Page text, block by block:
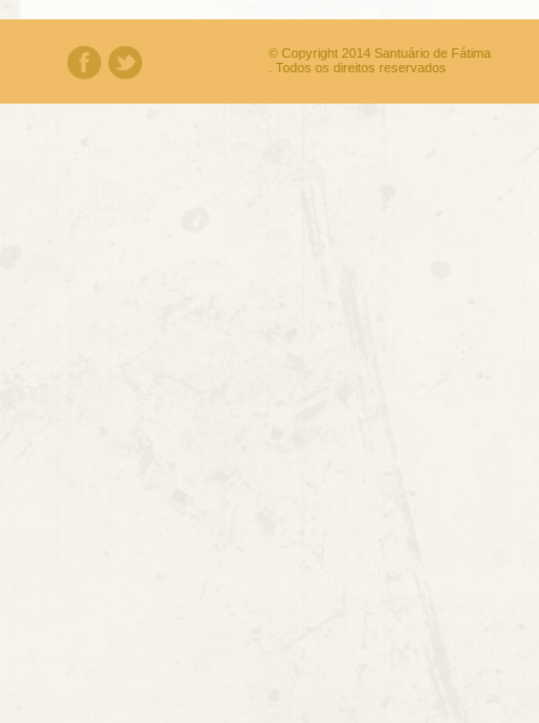
© Copyright 2014 Santuário de Fátima
. Todos os direitos reservados